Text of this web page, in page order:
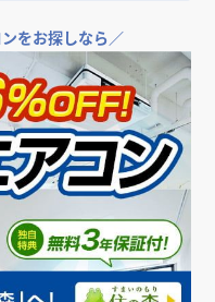
装」が要！デザイン
功のポイントと広く
しゃれなデザイン
考え方やポイント、
をお探しなら／